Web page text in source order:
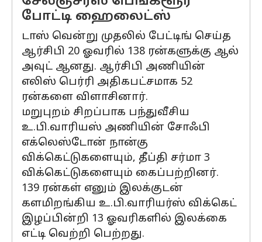
போட்டி ஹைலைட்ஸ்
டாஸ் வென்று முதலில் பேட்டிங் செய்த
ஆர்சிபி 20 ஓவரில் 138 ரன்களுக்கு ஆல்
அவுட் ஆனது. ஆர்சிபி அணியின்
எலிஸ் பெர்ரி அதிகபட்சமாக 52
ரன்களை விளாசினார்.
மறுபுறம் சிறப்பாக பந்துவீசிய
உ.பி.வாரியஸ் அணியின் சோஃபி
எக்லெஸ்டோன் நான்கு
விக்கெட்டுகளையும், தீப்தி சர்மா 3
விக்கெட்டுகளையும் கைப்பற்றினர்.
139 ரன்கள் எனும் இலக்குடன்
களமிறங்கிய உ.பி.வாரியர்ஸ் விக்கெட்
இழப்பின்றி 13 ஓவரிகளில் இலக்கை
எட்டி வெற்றி பெற்றது.